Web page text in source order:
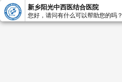
新乡阳光中西医结合医院
您好，请问有什么可以帮助您的吗？